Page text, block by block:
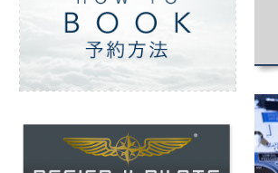
ご予約方法